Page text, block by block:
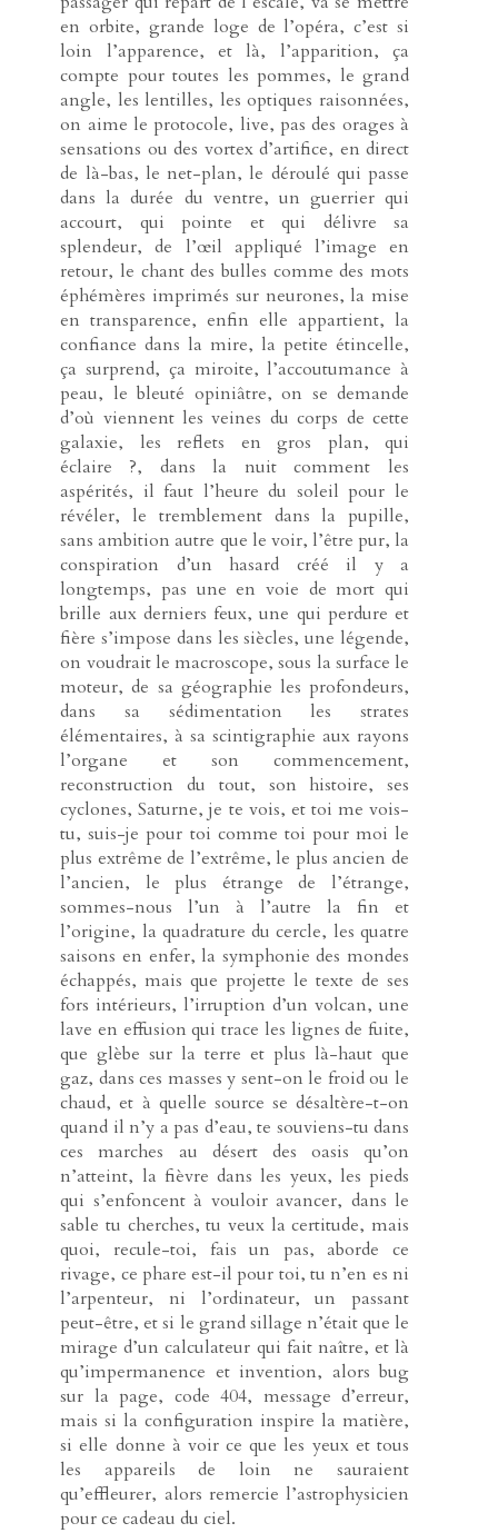
en orbite, grande loge de l’opéra, c’est si
loin l’apparence, et là, l’apparition, ça
compte pour toutes les pommes, le grand
angle, les lentilles, les optiques raisonnées,
on aime le protocole, live, pas des orages à
sensations ou des vortex d’artifice, en direct
de là-bas, le net-plan, le déroulé qui passe
dans la durée du ventre, un guerrier qui
accourt, qui pointe et qui délivre sa
splendeur, de l’œil appliqué l’image en
retour, le chant des bulles comme des mots
éphémères imprimés sur neurones, la mise
en transparence, enfin elle appartient, la
confiance dans la mire, la petite étincelle,
ça surprend, ça miroite, l’accoutumance à
peau, le bleuté opiniâtre, on se demande
d’où viennent les veines du corps de cette
galaxie, les reflets en gros plan, qui
éclaire ?, dans la nuit comment les
aspérités, il faut l’heure du soleil pour le
révéler, le tremblement dans la pupille,
sans ambition autre que le voir, l’être pur, la
conspiration d’un hasard créé il y a
longtemps, pas une en voie de mort qui
brille aux derniers feux, une qui perdure et
fière s’impose dans les siècles, une légende,
on voudrait le macroscope, sous la surface le
moteur, de sa géographie les profondeurs,
dans sa sédimentation les strates
élémentaires, à sa scintigraphie aux rayons
l’organe et son commencement,
reconstruction du tout, son histoire, ses
cyclones, Saturne, je te vois, et toi me vois-
tu, suis-je pour toi comme toi pour moi le
plus extrême de l’extrême, le plus ancien de
l’ancien, le plus étrange de l’étrange,
sommes-nous l’un à l’autre la fin et
l’origine, la quadrature du cercle, les quatre
saisons en enfer, la symphonie des mondes
échappés, mais que projette le texte de ses
fors intérieurs, l’irruption d’un volcan, une
lave en effusion qui trace les lignes de fuite,
que glèbe sur la terre et plus là-haut que
gaz, dans ces masses y sent-on le froid ou le
chaud, et à quelle source se désaltère-t-on
quand il n’y a pas d’eau, te souviens-tu dans
ces marches au désert des oasis qu’on
n’atteint, la fièvre dans les yeux, les pieds
qui s’enfoncent à vouloir avancer, dans le
sable tu cherches, tu veux la certitude, mais
quoi, recule-toi, fais un pas, aborde ce
rivage, ce phare est-il pour toi, tu n’en es ni
l’arpenteur, ni l’ordinateur, un passant
peut-être, et si le grand sillage n’était que le
mirage d’un calculateur qui fait naître, et là
qu’impermanence et invention, alors bug
sur la page, code 404, message d’erreur,
mais si la configuration inspire la matière,
si elle donne à voir ce que les yeux et tous
les appareils de loin ne sauraient
qu’effleurer, alors remercie l’astrophysicien
pour ce cadeau du ciel.